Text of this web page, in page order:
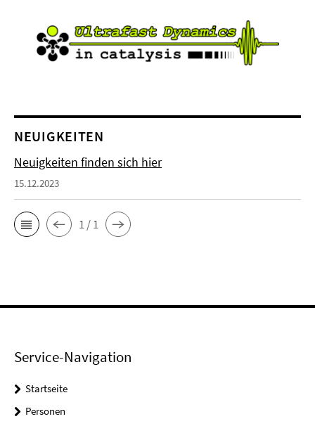
NEUIGKEITEN
Neuigkeiten finden sich hier
15.12.2023
1 / 1
Service-Navigation
Startseite
Personen